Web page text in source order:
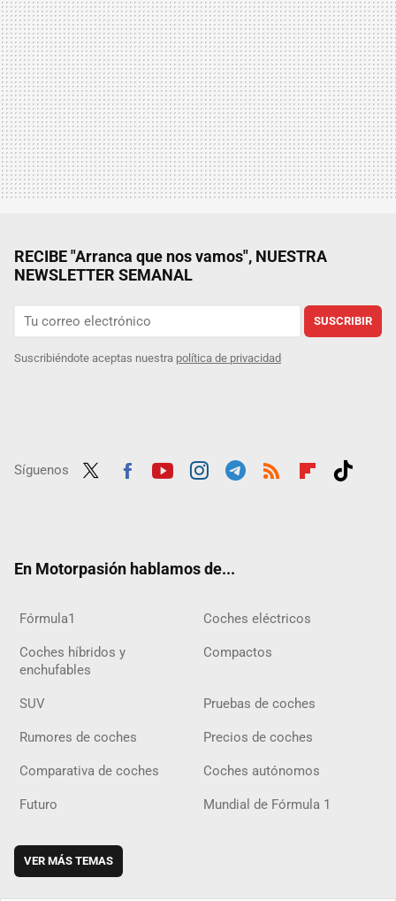
RECIBE "Arranca que nos vamos", NUESTRA
NEWSLETTER SEMANAL
SUSCRIBIR
Suscribiéndote aceptas nuestra política de privacidad
Síguenos
En Motorpasión hablamos de...
Fórmula1 Coches eléctricos
Coches híbridos y
enchufables
Compactos
SUV Pruebas de coches
Rumores de coches Precios de coches
Comparativa de coches Coches autónomos
Futuro Mundial de Fórmula 1
VER MÁS TEMAS